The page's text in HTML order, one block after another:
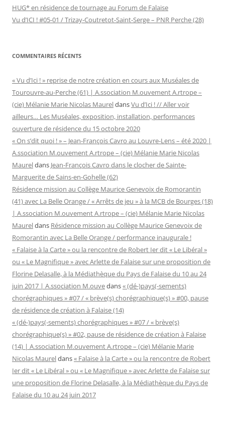
HUG* en résidence de tournage au Forum de Falaise
Vu d’ICI ! #05-01 / Trizay-Coutretot-Saint-Serge – PNR Perche (28)
COMMENTAIRES RÉCENTS
« Vu d’Ici ! » reprise de notre création en cours aux Muséales de
Tourouvre-au-Perche (61) | A.ssociation M.ouvement A.rtrope –
(cie) Mélanie Marie Nicolas MaureldansVu d’Ici ! // Aller voir
ailleurs… Les Muséales, exposition, installation, performances
ouverture de résidence du 15 octobre 2020
« On s’dit quoi ! » – Jean-François Cavro au Louvre-Lens – été 2020 |
A.ssociation M.ouvement A.rtrope – (cie) Mélanie Marie Nicolas
Maureldans Jean-François Cavro dans le clocher de Sainte-
Marguerite de Sains-en-Gohelle (62)
Résidence mission au Collège Maurice Genevoix de Romorantin
(41) avec La Belle Orange / « Arrêts de jeu » à la MCB de Bourges (18)
| A.ssociation M.ouvement A.rtrope – (cie) Mélanie Marie Nicolas
Maureldans Résidence mission au Collège Maurice Genevoix de
Romorantin avec La Belle Orange / performance inaugurale !
« Falaise à la Carte » ou la rencontre de Robert Ier dit « Le Libéral »
ou « Le Magnifique » avec Arlette de Falaise sur une proposition de
Florine Delasalle, à la Médiathèque du Pays de Falaise du 10 au 24
juin 2017 | A.ssociation M.ouvedans« (dé-)pays(-sements)
chorégraphiques » #07 / « brève(s) chorégraphique(s) » #00, pause
de résidence de création à Falaise (14)
« (dé-)pays(-sements) chorégraphiques » #07 / « brève(s)
chorégraphique(s) » #02, pause de résidence de création à Falaise
(14) | A.ssociation M.ouvement A.rtrope – (cie) Mélanie Marie
Nicolas Maureldans« Falaise à la Carte » ou la rencontre de Robert
Ier dit « Le Libéral » ou « Le Magnifique » avec Arlette de Falaise sur
une proposition de Florine Delasalle, à la Médiathèque du Pays de
Falaise du 10 au 24 juin 2017